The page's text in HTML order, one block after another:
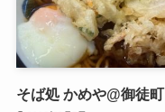
そば処 かめや@御徒町